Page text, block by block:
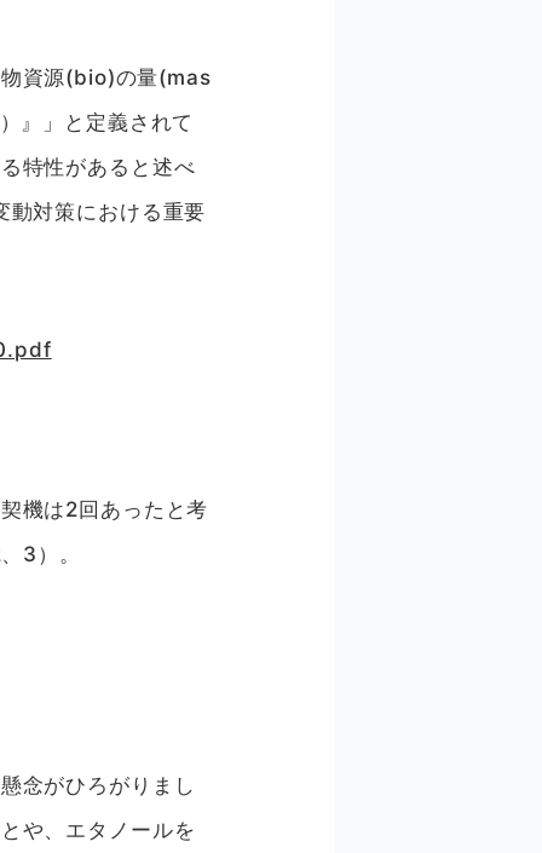
物資源(bio)の量(mas
』」と定義されて
特性があると述べ
動対策における重要
機は2回あったと考
3）。
念がひろがりまし
や、エタノールを